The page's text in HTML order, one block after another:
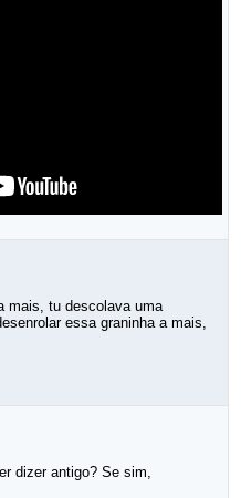
mais, tu descolava uma
essa graninha a mais,
dizer antigo? Se sim,